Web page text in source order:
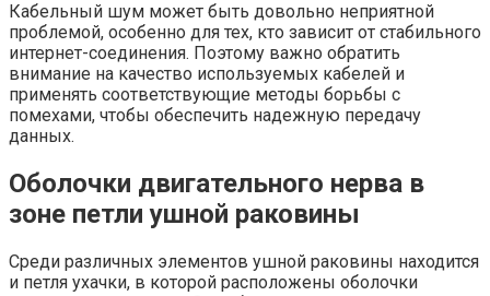
Кабельный шум может быть довольно неприятной
проблемой, особенно для тех, кто зависит от стабильного
интернет-соединения. Поэтому важно обратить
внимание на качество используемых кабелей и
применять соответствующие методы борьбы с
помехами, чтобы обеспечить надежную передачу
данных.
Оболочки двигательного нерва в
зоне петли ушной раковины
Среди различных элементов ушной раковины находится
и петля ухачки, в которой расположены оболочки